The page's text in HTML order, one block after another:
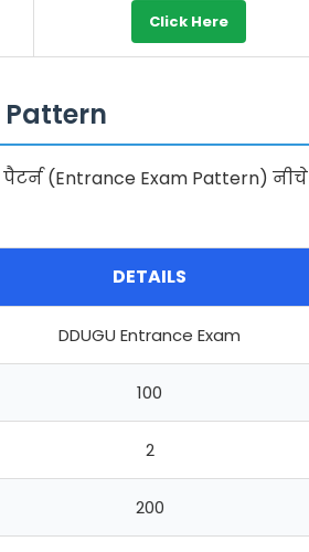
Click Here
Pattern
पैटर्न (Entrance Exam Pattern) नीचे
DETAILS
DDUGU Entrance Exam
100
2
200